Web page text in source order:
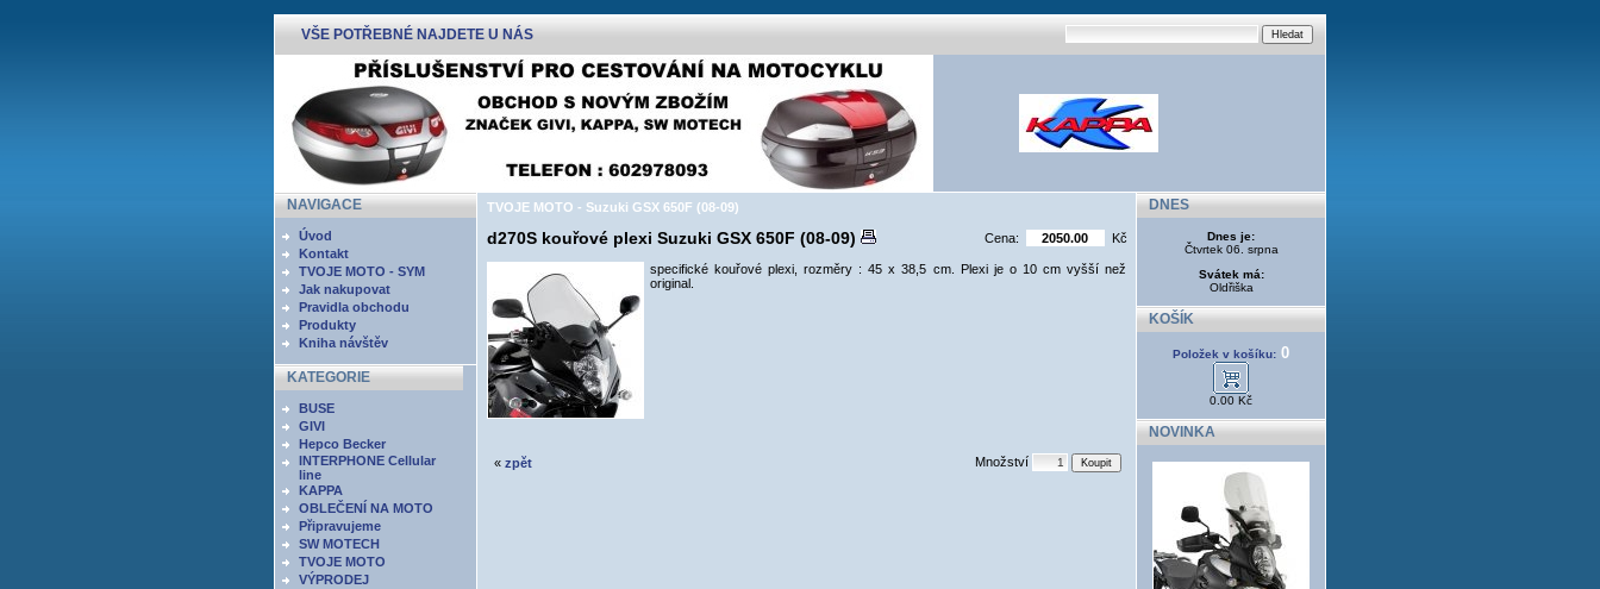
VŠE POTŘEBNÉ NAJDETE U NÁS
NAVIGACE
Úvod
Kontakt
TVOJE MOTO - SYM
Jak nakupovat
Pravidla obchodu
Produkty
Kniha návštěv
KATEGORIE
BUSE
GIVI
Hepco Becker
INTERPHONE Cellular
line
KAPPA
OBLEČENÍ NA MOTO
Připravujeme
SW MOTECH
TVOJE MOTO
VÝPRODEJ
TVOJE MOTO - Suzuki GSX 650F (08-09)
d270S kouřové plexi Suzuki GSX 650F (08-09) Cena: Kč
specifické kouřové plexi, rozměry : 45 x 38,5 cm. Plexi je o 10 cm vyšší než
original.
« zpět Množství
DNES
Dnes je:
Čtvrtek 06. srpna
Svátek má:
Oldřiška
KOŠÍK
Položek v košíku: 0
0.00 Kč
NOVINKA